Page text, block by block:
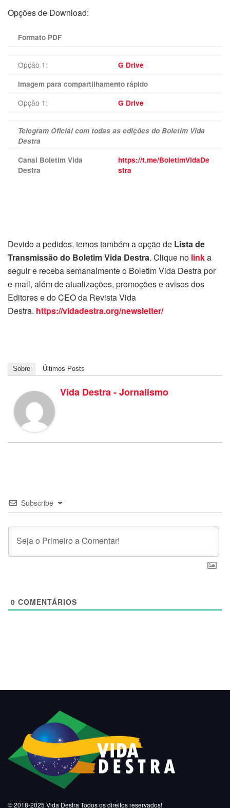
Opções de Download:
Formato PDF
Opção 1:
G Drive
Imagem para compartilhamento rápido
Opção 1: G Drive
Telegram Oficial com todas as edições do Boletim Vida
Destra
Canal Boletim Vida
Destra
https://t.me/BoletimVidaDe
stra
Devido a pedidos, temos também a opção de Lista de
Transmissão do Boletim Vida Destra. Clique no linka
seguir e receba semanalmente o Boletim Vida Destra por
e-mail, além de atualizações, promoções e avisos dos
Editores e do CEO da Revista Vida
Destra. https://vidadestra.org/newsletter/
Sobre Últimos Posts
Vida Destra - Jornalismo
Subscribe
0 COMENTÁRIOS
© 2018-2025 Vida Destra Todos os direitos reservados!